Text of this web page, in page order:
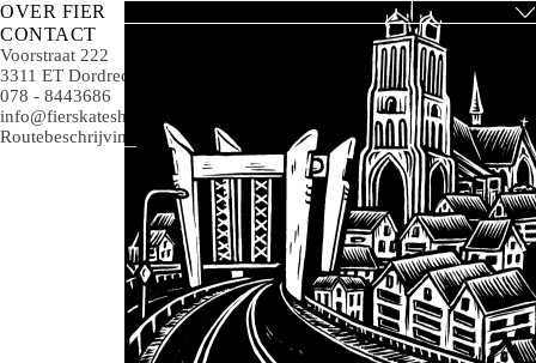
OVER FIER
CONTACT
Voorstraat 222
3311 ET Dordrecht
078 - 8443686
info@fierskateshop.nl
Routebeschrijving